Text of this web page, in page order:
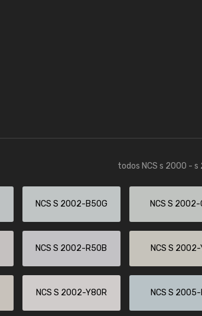
todos NCS s 2000 - s
NCS S 2002-B50G NCS S 2002-
NCS S 2002-R50B NCS S 2002-
NCS S 2002-Y80R NCS S 2005-